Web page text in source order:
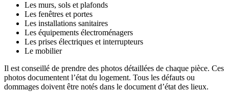
Les murs, sols et plafonds
Les fenêtres et portes
Les installations sanitaires
Les équipements électroménagers
Les prises électriques et interrupteurs
Le mobilier
Il est conseillé de prendre des photos détaillées de chaque pièce. Ces
photos documentent l’état du logement. Tous les défauts ou
dommages doivent être notés dans le document d’état des lieux.